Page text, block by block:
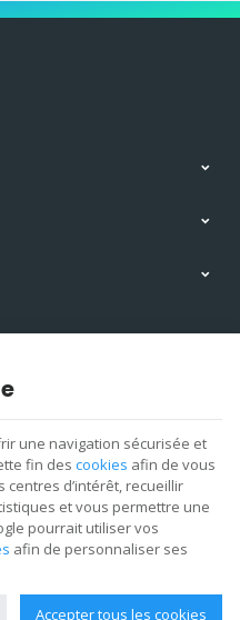
| Mentions légales & Contact
une navigation sécurisée et
fin des cookies afin de vous
d’intérêt, recueillir
et vous permettre une
pourrait utiliser vos
afin de personnaliser ses
Accepter tous les cookies